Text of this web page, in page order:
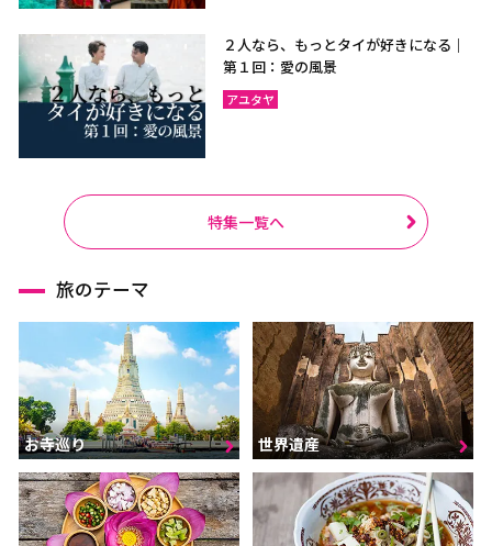
２人なら、もっとタイが好きになる｜
第１回：愛の風景
アユタヤ
特集一覧へ
旅のテーマ
お寺巡り 世界遺産